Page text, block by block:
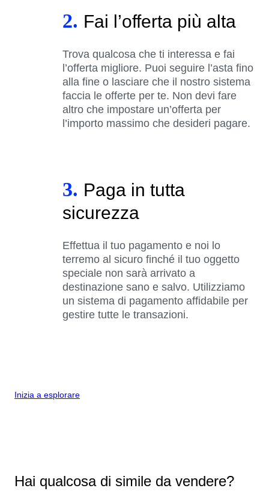
2. Fai l’offerta più alta
Trova qualcosa che ti interessa e fai
l’offerta migliore. Puoi seguire l’asta fino
alla fine o lasciare che il nostro sistema
faccia le offerte per te. Non devi fare
altro che impostare un’offerta per
l’importo massimo che desideri pagare.
3. Paga in tutta
sicurezza
Effettua il tuo pagamento e noi lo
terremo al sicuro finché il tuo oggetto
speciale non sarà arrivato a
destinazione sano e salvo. Utilizziamo
un sistema di pagamento affidabile per
gestire tutte le transazioni.
Inizia a esplorare
Hai qualcosa di simile da vendere?